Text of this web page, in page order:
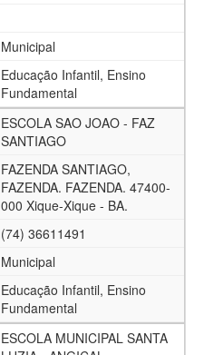
Municipal
Educação Infantil, Ensino
Fundamental
ESCOLA SAO JOAO - FAZ
SANTIAGO
FAZENDA SANTIAGO,
FAZENDA. FAZENDA. 47400-
000 Xique-Xique - BA.
(74) 36611491
Municipal
Educação Infantil, Ensino
Fundamental
ESCOLA MUNICIPAL SANTA